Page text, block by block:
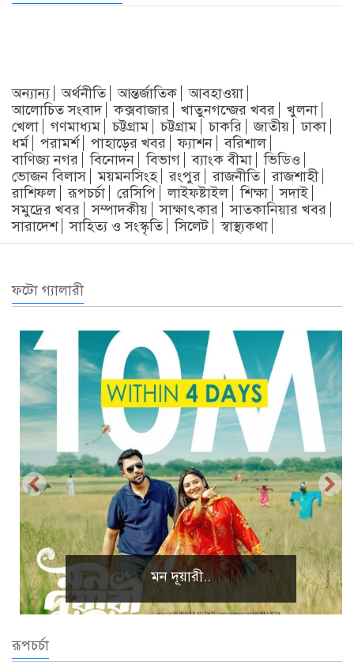
অন্যান্য অর্থনীতি আন্তর্জাতিক
আবহাওয়া
আলোচিত সংবাদ
কক্সবাজার খাতুনগন্জের খবর
খুলনা
খেলা
গণমাধ্যম চট্টগ্রাম চট্টগ্রাম চাকরি জাতীয়
ঢাকা
ধর্ম
পরামর্শ পাহাড়ের খবর ফ্যাশন
বরিশাল
বাণিজ্য নগর
বিনোদন বিভাগ ব্যাংক বীমা
ভিডিও
ভোজন বিলাস
ময়মনসিংহ রংপুর রাজনীতি
রাজশাহী
রাশিফল
রূপচর্চা রেসিপি লাইফষ্টাইল শিক্ষা
সদাই
সমুদ্রের খবর
সম্পাদকীয় সাক্ষাৎকার
সাতকানিয়ার খবর
সারাদেশ
সাহিত্য ও সংস্কৃতি সিলেট স্বাস্থ্যকথা
ফটো গ্যালারী
প্রাকৃতিক দৃশ্য
রূপচর্চা